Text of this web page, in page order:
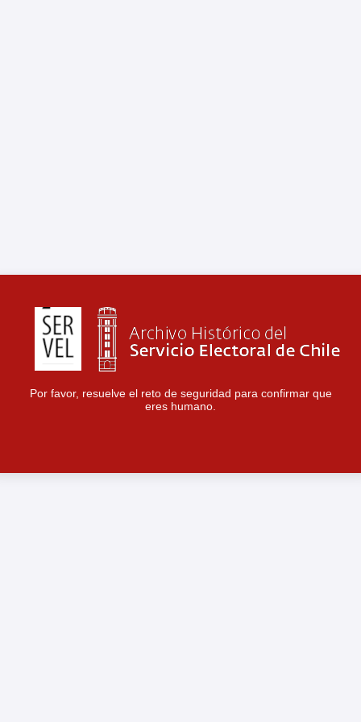
Por favor, resuelve el reto de seguridad para confirmar que
eres humano.